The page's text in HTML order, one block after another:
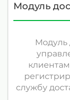
Модуль
Модуль
службу